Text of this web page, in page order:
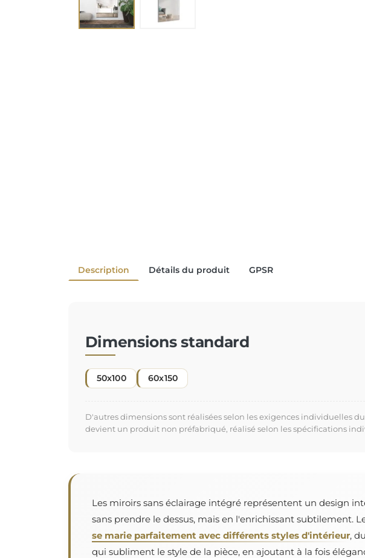
Description Détails du produit GPSR
Dimensions standard
50x100 60x150
D'autres dimensions sont réalisées selon les exigences individuelles
devient un produit non préfabriqué, réalisé selon les spécifications
Les miroirs sans éclairage intégré représentent un design
sans prendre le dessus, mais en l'enrichissant subtilement.
se marie parfaitement avec différents styles d'intérieur,
qui subliment le style de la pièce, en ajoutant à la fois